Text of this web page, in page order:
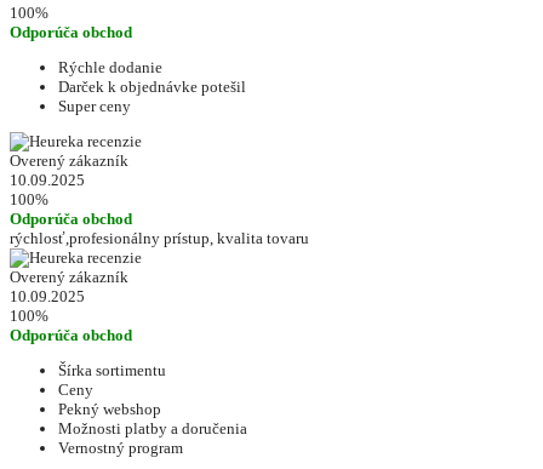
100%
Odporúča obchod
Rýchle dodanie
Darček k objednávke potešil
Super ceny
Overený zákazník
10.09.2025
100%
Odporúča obchod
rýchlosť,profesionálny prístup, kvalita tovaru
Overený zákazník
10.09.2025
100%
Odporúča obchod
Šírka sortimentu
Ceny
Pekný webshop
Možnosti platby a doručenia
Vernostný program